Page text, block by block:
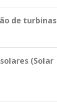
de turbinas
(Solar